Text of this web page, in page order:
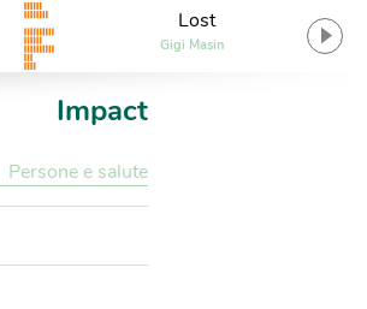
Lost
Gigi Masin
Impact
Persone e salute